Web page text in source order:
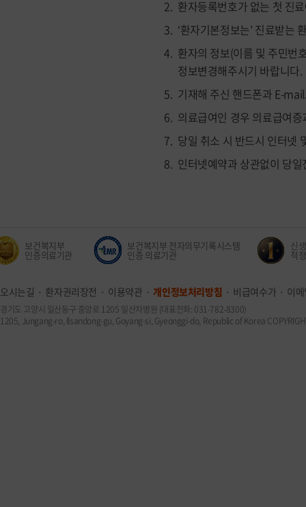
환자등록번호가 없는 첫 진
‘환자기본정보는’ 진료받는
환자의 정보(이름 및 주민번
정보변경해주시기 바랍니다.
기재해 주신 핸드폰과 E-
의료급여인 경우 의료급여
당일 취소 시 반드시 인터넷
인터넷예약과 상관없이 당
보건복지부
인증의료기관
보건복지부 전자의무기록시스템
인증 의료기관
신생아
적정성
오시는길 환자권리장전 이용약관 개인정보처리방침 비급여수가 이
경기도 고양시 일산동구 중앙로 1205 일산차병원 (대표전화: 031-782-8300)
1205, Jungang-ro, Ilsandong-gu, Goyang-si, Gyeonggi-do, Republic of Korea